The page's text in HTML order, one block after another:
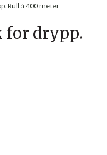
Rull á 400 meter
for drypp.